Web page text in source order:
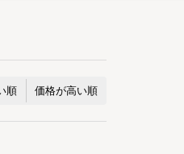
順 価格が高い順